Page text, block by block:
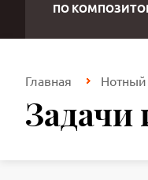
ПО
Главная Нотный
Задачи